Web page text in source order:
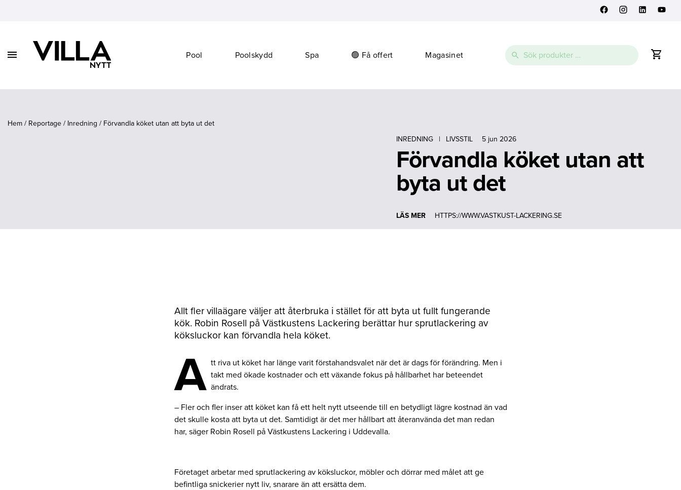
Vidare
Pool Poolskydd Spa 🟢 Få offert Magasinet
Sök
efter:
Visa
Hem / Reportage / Inredning / Förvandla köket utan att byta ut det
INREDNING
| LIVSSTIL 5 jun 2026
Förvandla köket utan att
byta ut det
LÄS MER HTTPS://WWW.VASTKUST-LACKERING.SE
Allt fler villaägare väljer att återbruka i stället för att byta ut fullt fungerande
kök. Robin Rosell på Västkustens Lackering berättar hur sprutlackering av
köksluckor kan förvandla hela köket.
A tt riva ut köket har länge varit förstahandsvalet när det är dags för förändring. Men i
takt med ökade kostnader och ett växande fokus på hållbarhet har beteendet
ändrats.
– Fler och fler inser att köket kan få ett helt nytt utseende till en betydligt lägre kostnad än vad
det skulle kosta att byta ut det. Samtidigt är det mer hållbart att återanvända det man redan
har, säger Robin Rosell på Västkustens Lackering i Uddevalla.
Företaget arbetar med sprutlackering av köksluckor, möbler och dörrar med målet att ge
befintliga snickerier nytt liv, snarare än att ersätta dem.